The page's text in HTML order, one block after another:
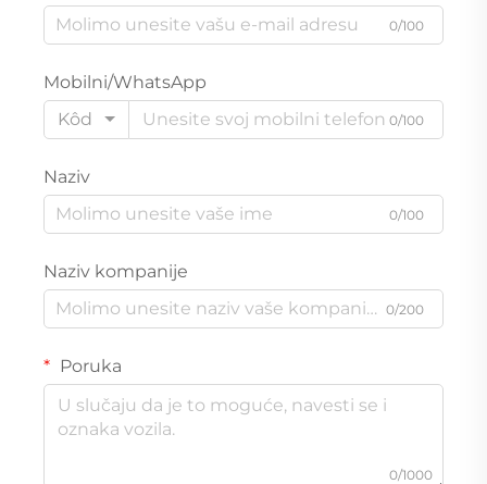
0/100
Mobilni/WhatsApp
Kôd
0/100
Naziv
0/100
Naziv kompanije
0/200
Poruka
0/1000